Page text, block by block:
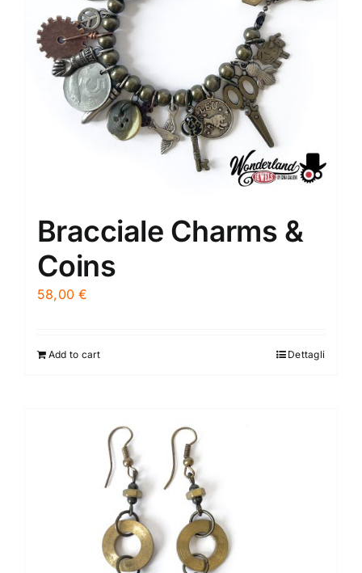
Bracciale Charms &
Coins
58,00€
Add to cart Dettagli